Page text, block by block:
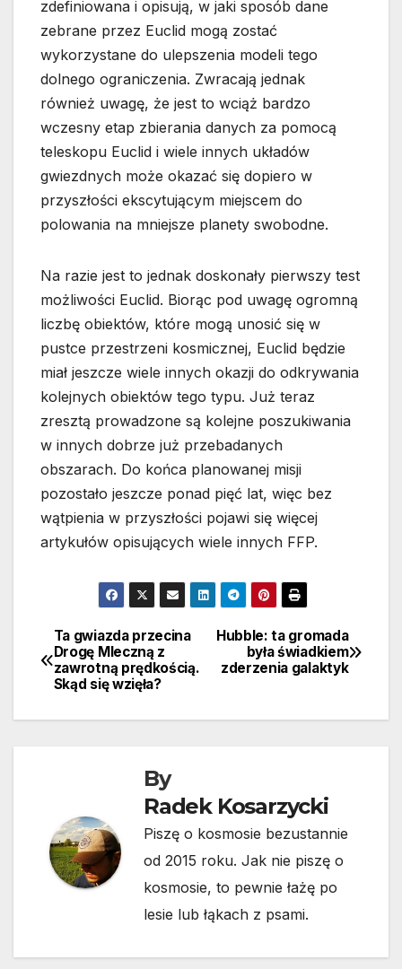
zdefiniowana i opisują, w jaki sposób dane
zebrane przez Euclid mogą zostać
wykorzystane do ulepszenia modeli tego
dolnego ograniczenia. Zwracają jednak
również uwagę, że jest to wciąż bardzo
wczesny etap zbierania danych za pomocą
teleskopu Euclid i wiele innych układów
gwiezdnych może okazać się dopiero w
przyszłości ekscytującym miejscem do
polowania na mniejsze planety swobodne.
Na razie jest to jednak doskonały pierwszy test
możliwości Euclid. Biorąc pod uwagę ogromną
liczbę obiektów, które mogą unosić się w
pustce przestrzeni kosmicznej, Euclid będzie
miał jeszcze wiele innych okazji do odkrywania
kolejnych obiektów tego typu. Już teraz
zresztą prowadzone są kolejne poszukiwania
w innych dobrze już przebadanych
obszarach. Do końca planowanej misji
pozostało jeszcze ponad pięć lat, więc bez
wątpienia w przyszłości pojawi się więcej
artykułów opisujących wiele innych FFP.
Nawigacja
wpisu
Hubble: ta gromada
była świadkiem
zderzenia galaktyk
Ta gwiazda przecina
Drogę Mleczną z
zawrotną prędkością.
Skąd się wzięła?
By
Radek Kosarzycki
Piszę o kosmosie bezustannie
od 2015 roku. Jak nie piszę o
kosmosie, to pewnie łażę po
lesie lub łąkach z psami.